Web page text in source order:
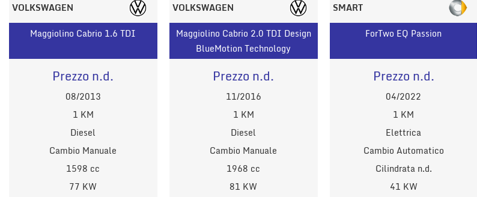
VOLKSWAGEN
Maggiolino Cabrio 1.6 TDI
Prezzo n.d.
08/2013
1 KM
Diesel
Cambio Manuale
1598 cc
77 KW
VOLKSWAGEN
Maggiolino Cabrio 2.0 TDI Design
BlueMotion Technology
Prezzo n.d.
11/2016
1 KM
Diesel
Cambio Manuale
1968 cc
81 KW
SMART
ForTwo EQ Passion
Prezzo n.d.
04/2022
1 KM
Elettrica
Cambio Automatico
Cilindrata n.d.
41 KW